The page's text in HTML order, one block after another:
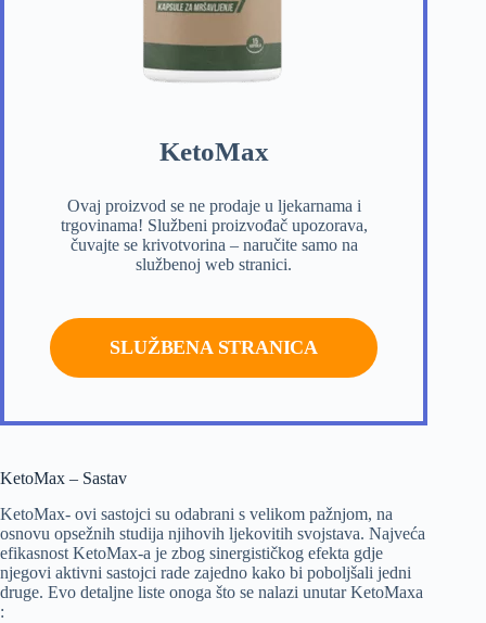
KetoMax
Ovaj proizvod se ne prodaje u ljekarnama i
trgovinama! Službeni proizvođač upozorava,
čuvajte se krivotvorina – naručite samo na
službenoj web stranici.
SLUŽBENA STRANICA
KetoMax – Sastav
KetoMax- ovi sastojci su odabrani s velikom pažnjom, na
osnovu opsežnih studija njihovih ljekovitih svojstava. Najveća
efikasnost KetoMax-a je zbog sinergističkog efekta gdje
njegovi aktivni sastojci rade zajedno kako bi poboljšali jedni
druge. Evo detaljne liste onoga što se nalazi unutar KetoMaxa
: